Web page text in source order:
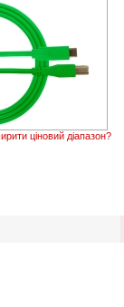
ціновий діапазон?